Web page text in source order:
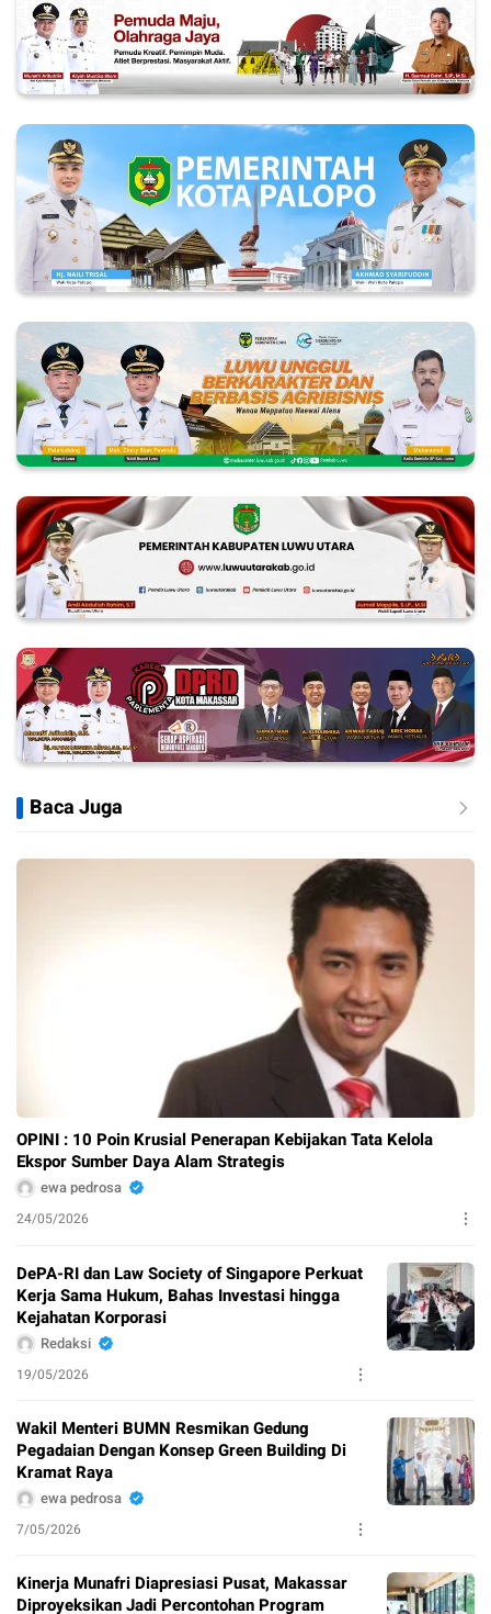
Baca Juga
OPINI : 10 Poin Krusial Penerapan Kebijakan Tata Kelola
Ekspor Sumber Daya Alam Strategis
ewa pedrosa
24/05/2026
DePA-RI dan Law Society of Singapore Perkuat
Kerja Sama Hukum, Bahas Investasi hingga
Kejahatan Korporasi
Redaksi
19/05/2026
Wakil Menteri BUMN Resmikan Gedung
Pegadaian Dengan Konsep Green Building Di
Kramat Raya
ewa pedrosa
7/05/2026
Kinerja Munafri Diapresiasi Pusat, Makassar
Diproyeksikan Jadi Percontohan Program